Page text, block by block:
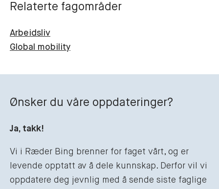
Relaterte fagområder
Arbeidsliv
Global mobility
Ønsker du våre oppdateringer?
Ja, takk!
Vi i Ræder Bing brenner for faget vårt, og er
levende opptatt av å dele kunnskap. Derfor vil vi
oppdatere deg jevnlig med å sende siste faglige